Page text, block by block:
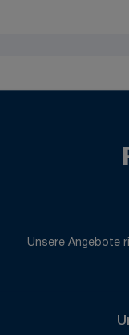
Unsere Angebote